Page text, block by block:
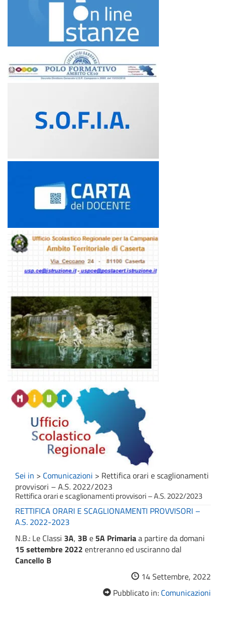
Sei in > Comunicazioni > Rettifica orari e scaglionamenti
provvisori – A.S. 2022/2023
Rettifica orari e scaglionamenti provvisori – A.S. 2022/2023
RETTIFICA ORARI E SCAGLIONAMENTI PROVVISORI –
A.S. 2022-2023
N.B.: Le Classi 3A, 3B e 5A Primariaa partire da domani
15 settembre 2022 entreranno ed usciranno dal
Cancello B
14 Settembre, 2022
Pubblicato in: Comunicazioni